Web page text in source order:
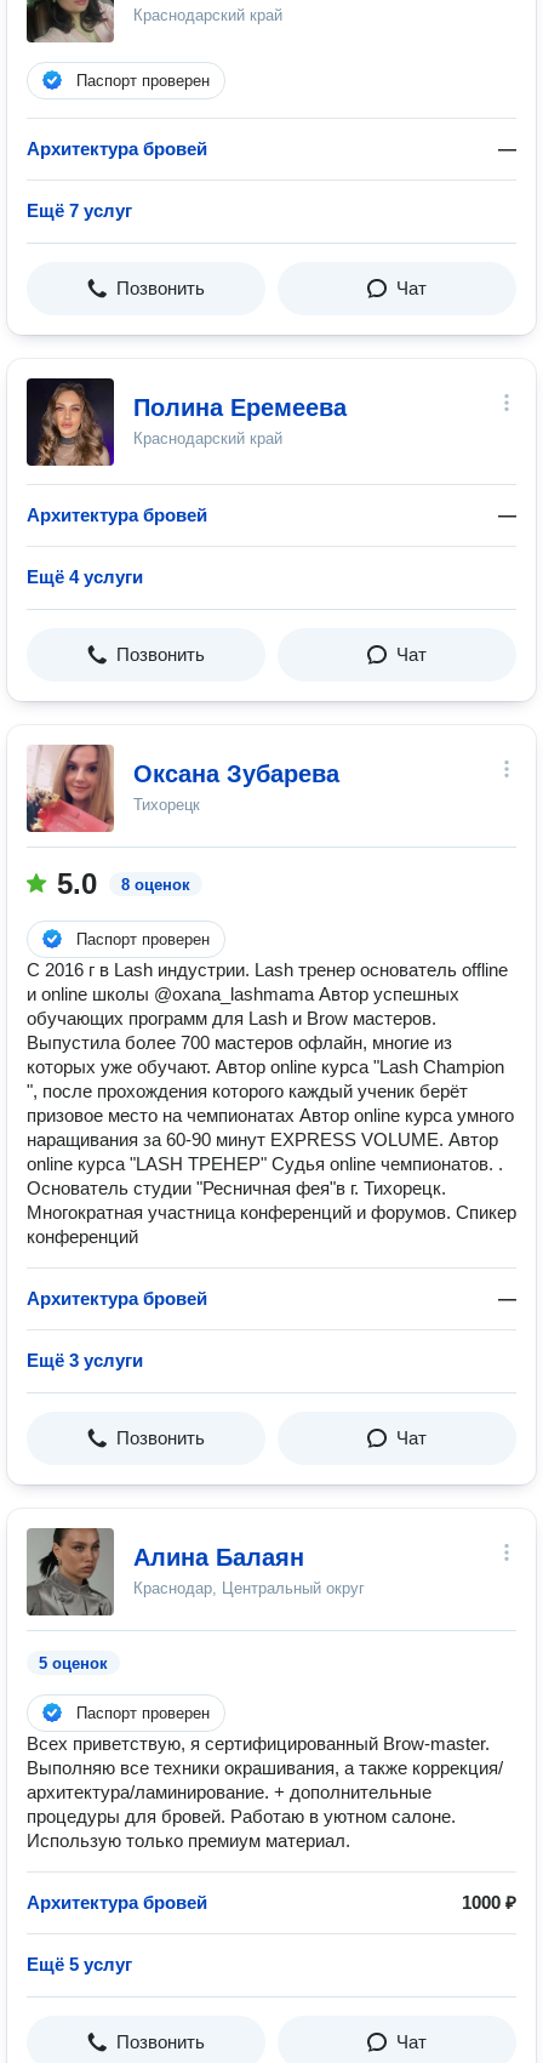
Краснодарский край
Паспорт проверен
Архитектура бровей —
Ещё 7 услуг
Позвонить Чат
Полина Еремеева
Краснодарский край
Архитектура бровей —
Ещё 4 услуги
Позвонить Чат
Оксана Зубарева
Тихорецк
5.0 8 оценок
Паспорт проверен
С 2016 г в Lash индустрии. Lash тренер основатель offline
и online школы @oxana_lashmama Автор успешных
обучающих программ для Lash и Brow мастеров.
Выпустила более 700 мастеров офлайн, многие из
которых уже обучают. Автор online курса "Lash Champion
", после прохождения которого каждый ученик берёт
призовое место на чемпионатах Автор online курса умного
наращивания за 60-90 минут EXPRESS VOLUME. Автор
online курса "LASH ТРЕНЕР" Судья online чемпионатов. .
Основатель студии "Ресничная фея"в г. Тихорецк.
Многократная участница конференций и форумов. Спикер
конференций
Архитектура бровей —
Ещё 3 услуги
Позвонить Чат
Алина Балаян
Краснодар, Центральный округ
5 оценок
Паспорт проверен
Всех приветствую, я сертифицированный Brow-master.
Выполняю все техники окрашивания, а также коррекция/
архитектура/ламинирование. + дополнительные
процедуры для бровей. Работаю в уютном салоне.
Использую только премиум материал.
Архитектура бровей 1000 ₽
Ещё 5 услуг
Позвонить Чат